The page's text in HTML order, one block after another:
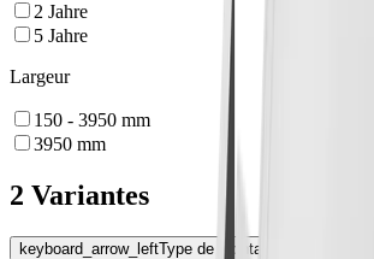
2 Jahre
5 Jahre
Largeur
150 - 3950 mm
3950 mm
2 Variantes
keyboard_arrow_leftType de montage